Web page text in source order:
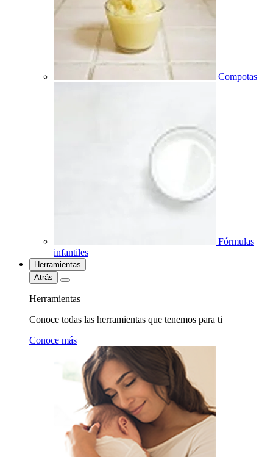
Compotas
Fórmulas
infantiles
Herramientas
Atrás
Herramientas
Conoce todas las herramientas que tenemos para ti
Conoce más